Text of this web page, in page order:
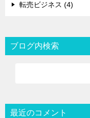
転売ビジネス (4)
ブログ内検索
最近のコメント